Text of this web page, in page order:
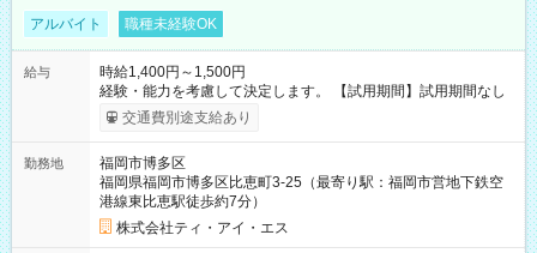
アルバイト 職種未経験OK
給与
時給1,400円～1,500円
経験・能力を考慮して決定します。 【試用期間】試用期間なし
交通費別途支給あり
勤務地
福岡市博多区
福岡県福岡市博多区比恵町3-25（最寄り駅：福岡市営地下鉄空
港線東比恵駅徒歩約7分）
株式会社ティ・アイ・エス